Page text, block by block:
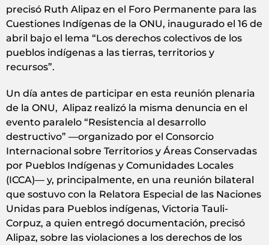
precisó Ruth Alipaz en el Foro Permanente para las
Cuestiones Indígenas de la ONU, inaugurado el 16 de
abril bajo el lema “Los derechos colectivos de los
pueblos indígenas a las tierras, territorios y
recursos”.
Un día antes de participar en esta reunión plenaria
de la ONU, Alipaz realizó la misma denuncia en el
evento paralelo “Resistencia al desarrollo
destructivo” —organizado por el Consorcio
Internacional sobre Territorios y Áreas Conservadas
por Pueblos Indígenas y Comunidades Locales
(ICCA)— y, principalmente, en una reunión bilateral
que sostuvo con la Relatora Especial de las Naciones
Unidas para Pueblos indígenas, Victoria Tauli-
Corpuz, a quien entregó documentación, precisó
Alipaz, sobre las violaciones a los derechos de los